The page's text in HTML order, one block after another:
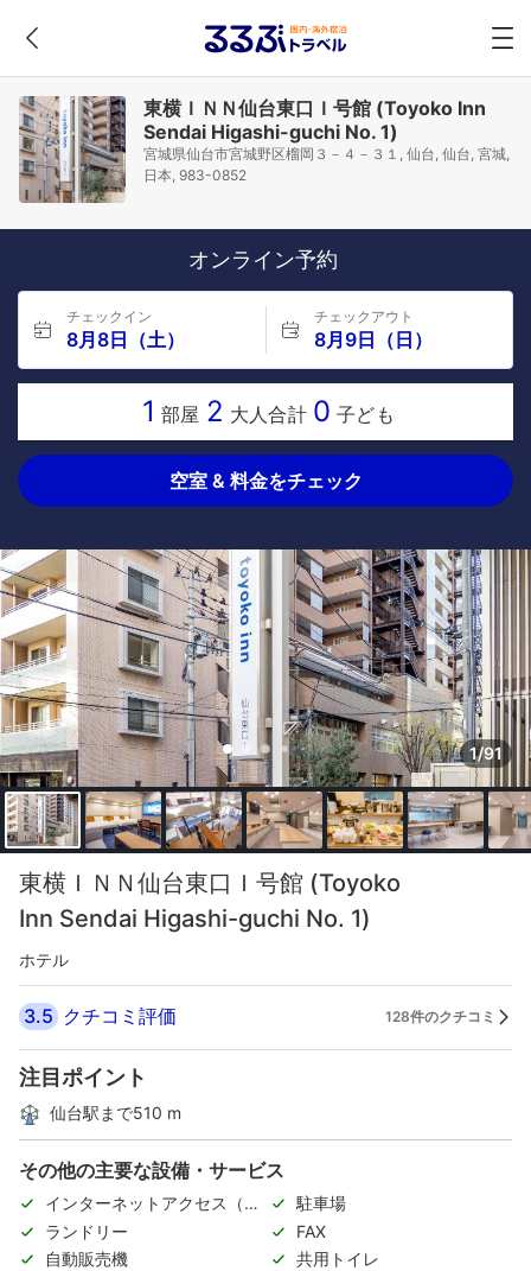
東横ＩＮＮ仙台東口Ｉ号館 (Toyoko Inn
Sendai Higashi-guchi No. 1)
宮城県仙台市宮城野区榴岡３－４－３１, 仙台, 仙台, 宮城,
日本, 983-0852
オンライン予約
チェックイン
8月8日（土）
チェックアウト
8月9日（日）
1 部屋 2 大人合計 0 子ども
空室 & 料金をチェック
1/91
東横ＩＮＮ仙台東口Ｉ号館 (Toyoko
Inn Sendai Higashi-guchi No. 1)
ホテル
3.5 クチコミ評価 128件のクチコミ
注目ポイント
仙台駅まで510 m
その他の主要な設備・サービス
インターネットアクセス（無
料）
駐車場
ランドリー
FAX
自動販売機
共用トイレ